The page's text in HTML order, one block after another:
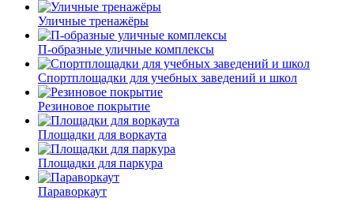
Уличные тренажёры
П-образные уличные комплексы
Спортплощадки для учебных заведений и школ
Резиновое покрытие
Площадки для воркаута
Площадки для паркура
Параворкаут